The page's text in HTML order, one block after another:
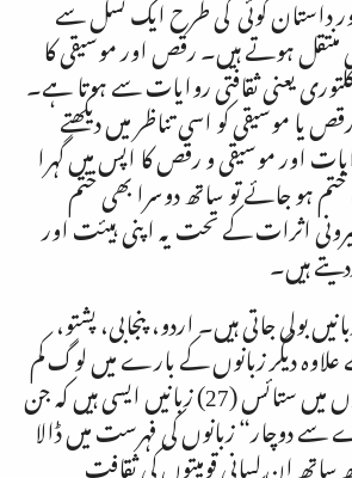
منتقل ہوتے ہیں۔ رقص اور موسیقی کا
یعنی ثقافتی روایات سے ہوتا ہے۔
یا موسیقی کو اسی تناظر میں دیکھتے
اور موسیقی و رقص کا اپس میں گہرا
ہو جائے تو ساتھ دوسرا بھی ختم
اثرات کے تحت یہ اپنی ہیئت اور
ہیں۔
میں بہتّر73 زبانیں بولی جاتی ہیں۔ اردو، پنجابی، پشتو،
دیگر زبانوں کے بارے میں لوگ کم
جانتے ہیں۔ ان زبانوں میں ستائس (27) زبانیں ایسی ہیں کہ جن
سے دوچار“ زبانوں کی فہرست میں ڈالا
ان لسانی قومیتوں کی ثقافت